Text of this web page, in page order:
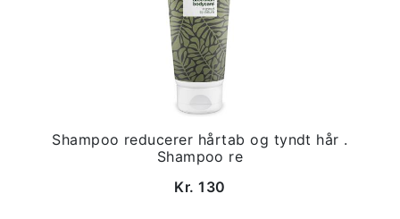
Shampoo reducerer hårtab og tyndt hår .
Shampoo re
Kr. 130